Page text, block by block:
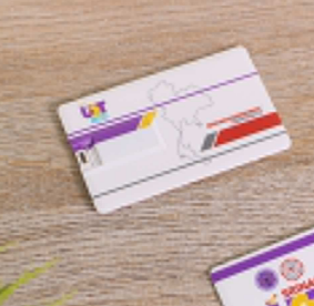
ความจุ 16-32GB สั่งผลิตขั้นต่ำ
ผลิตสำหรับเป็น ของพรีเมี่ยม ข
pre-load data ใส่ลงในแฟลชได
สัมมนา เพลง วีดิโอ เป็นต้น